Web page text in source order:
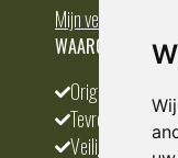
Mijn verlanglijst
WAAROM
Origineel en divers
Tevreden klanten
Veilig betalen